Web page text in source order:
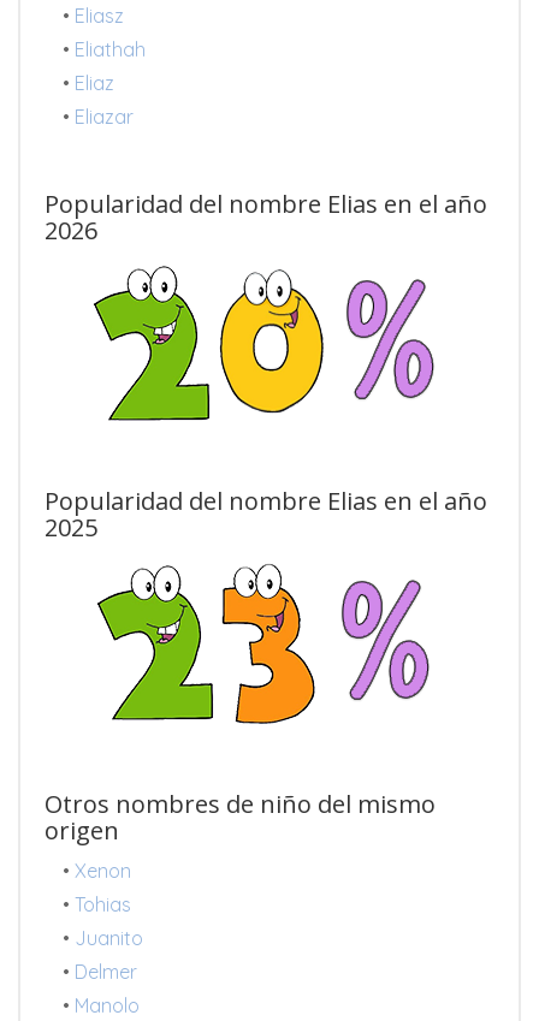
• Eliasz
• Eliathah
• Eliaz
• Eliazar
Popularidad del nombre Elias en el año
2026
Popularidad del nombre Elias en el año
2025
Otros nombres de niño del mismo
origen
• Xenon
• Tohias
• Juanito
• Delmer
• Manolo